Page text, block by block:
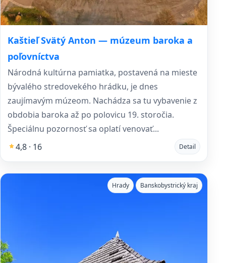
Kaštieľ Svätý Anton — múzeum baroka a
poľovníctva
Národná kultúrna pamiatka, postavená na mieste
bývalého stredovekého hrádku, je dnes
zaujímavým múzeom. Nachádza sa tu vybavenie z
obdobia baroka až po polovicu 19. storočia.
Špeciálnu pozornosť sa oplatí venovať...
4,8 · 16
Detail
Hrady Banskobystrický kraj